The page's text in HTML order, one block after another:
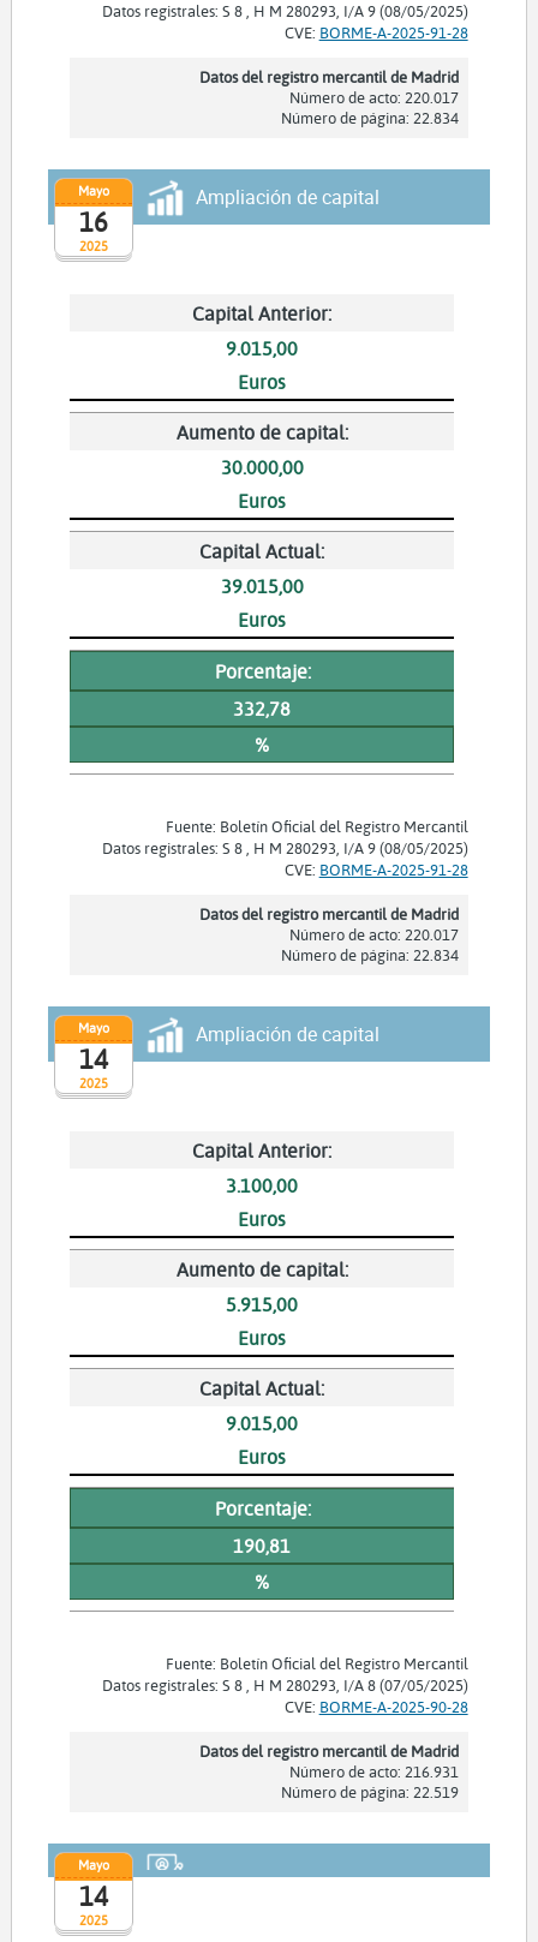
Datos registrales: S 8 , H M 280293, I/A 9 (08/05/2025)
CVE: BORME-A-2025-91-28
Datos del registro mercantil de Madrid
Número de acto: 220.017
Número de página: 22.834
2025
Mayo
16
Ampliación de capital
Capital Anterior:
9.015,00
Euros
Aumento de capital:
30.000,00
Euros
Capital Actual:
39.015,00
Euros
Porcentaje:
332,78
%
Fuente: Boletín Oficial del Registro Mercantil
Datos registrales: S 8 , H M 280293, I/A 9 (08/05/2025)
CVE: BORME-A-2025-91-28
Datos del registro mercantil de Madrid
Número de acto: 220.017
Número de página: 22.834
2025
Mayo
14
Ampliación de capital
Capital Anterior:
3.100,00
Euros
Aumento de capital:
5.915,00
Euros
Capital Actual:
9.015,00
Euros
Porcentaje:
190,81
%
Fuente: Boletín Oficial del Registro Mercantil
Datos registrales: S 8 , H M 280293, I/A 8 (07/05/2025)
CVE: BORME-A-2025-90-28
Datos del registro mercantil de Madrid
Número de acto: 216.931
Número de página: 22.519
2025
Mayo
14